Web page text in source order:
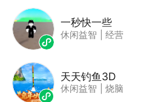
一秒快一些
休闲益智 经营
天天钓鱼3D
休闲益智 烧脑